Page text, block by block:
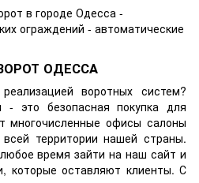
ОДЕССА
воротных систем?
это безопасная покупка для
многочисленныеофисы салоны
территории нашей страны.
время зайти на наш сайт и
которые оставляют клиенты. С